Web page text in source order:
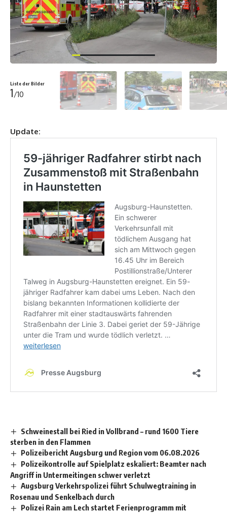
Liste der Bilder
1/10
Update:
Schweinestall bei Ried in Vollbrand – rund 1600 Tiere
sterben in den Flammen
Polizeibericht Augsburg und Region vom 06.08.2026
Polizeikontrolle auf Spielplatz eskaliert: Beamter nach
Angriff in Untermeitingen schwer verletzt
Augsburg Verkehrspolizei führt Schulwegtraining in
Rosenau und Senkelbach durch
Polizei Rain am Lech startet Ferienprogramm mit